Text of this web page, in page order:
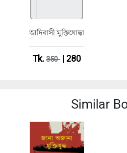
আদিবাসী মুক্তিযোদ্ধা
Tk.350| 280
Similar